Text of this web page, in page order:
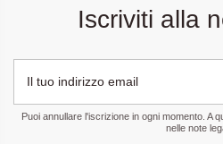
Iscriviti alla
Puoi annullare l'iscrizione in ogni momento. A
nelle note